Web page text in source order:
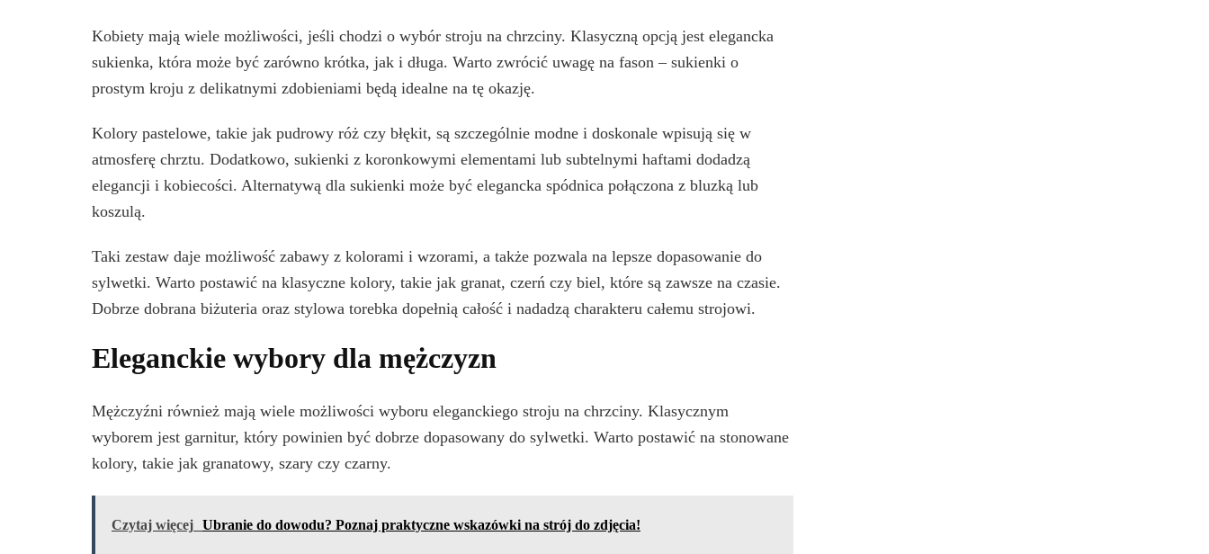
Kobiety mają wiele możliwości, jeśli chodzi o wybór stroju na chrzciny. Klasyczną opcją jest elegancka
sukienka, która może być zarówno krótka, jak i długa. Warto zwrócić uwagę na fason – sukienki o
prostym kroju z delikatnymi zdobieniami będą idealne na tę okazję.
Kolory pastelowe, takie jak pudrowy róż czy błękit, są szczególnie modne i doskonale wpisują się w
atmosferę chrztu. Dodatkowo, sukienki z koronkowymi elementami lub subtelnymi haftami dodadzą
elegancji i kobiecości. Alternatywą dla sukienki może być elegancka spódnica połączona z bluzką lub
koszulą.
Taki zestaw daje możliwość zabawy z kolorami i wzorami, a także pozwala na lepsze dopasowanie do
sylwetki. Warto postawić na klasyczne kolory, takie jak granat, czerń czy biel, które są zawsze na czasie.
Dobrze dobrana biżuteria oraz stylowa torebka dopełnią całość i nadadzą charakteru całemu strojowi.
Eleganckie wybory dla mężczyzn
Mężczyźni również mają wiele możliwości wyboru eleganckiego stroju na chrzciny. Klasycznym
wyborem jest garnitur, który powinien być dobrze dopasowany do sylwetki. Warto postawić na stonowane
kolory, takie jak granatowy, szary czy czarny.
Czytaj więcej Ubranie do dowodu? Poznaj praktyczne wskazówki na strój do zdjęcia!